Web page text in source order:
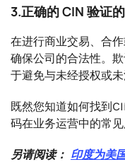
3.正确的 CIN 验证
在进行商业交易、合
确保公司的合法性。
于避免与未经授权或未
既然您知道如何找到
码在业务运营中的常见
另请阅读： 印度为美